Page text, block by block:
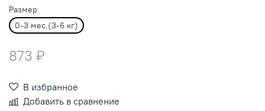
Размер
0-3 мес.(3-6 кг)
873 ₽
В избранное
Добавить в сравнение